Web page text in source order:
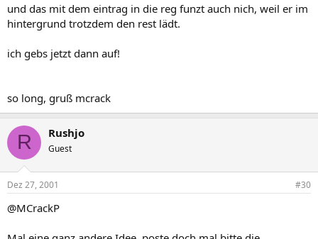
und das mit dem eintrag in die reg funzt auch nich, weil er im
hintergrund trotzdem den rest lädt.
ich gebs jetzt dann auf!
so long, gruß mcrack
R Rushjo
Guest
Dez 27, 2001 #30
@MCrackP